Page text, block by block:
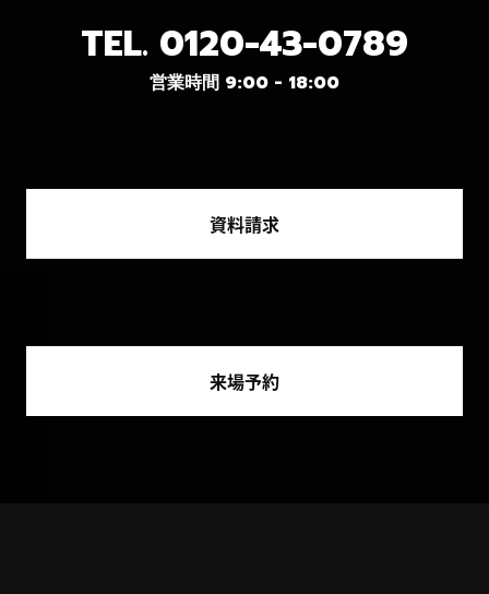
TEL. 0120-43-0789
営業時間 9:00 - 18:00
資料請求
来場予約